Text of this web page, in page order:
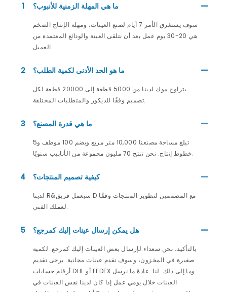
1 ما هي المهلة الزمنية للأنبوب؟
سوف يستغرق الأمر 7 أيام لصنع العينات، ومهلة الإنتاج الضخم
هي 20-30 يوم عمل بعد أن نتلقى العينة والودائع المعتمدة من
العميل.
2 ما هو الحد الأدنى لكمية الطلب؟
يتراوح موك لدينا من 5000 قطعة إلى 20000 قطعة لكل
تصميم وفقًا للديكور والمتطلبات المختلفة.
3 ما هي قدرة المصنع؟
تبلغ مساحة مصنعنا 10,000 متر مربع ويضم 100 موظف و5
خطوط إنتاج. نحن ننتج 70 مليون مجموعة من الأنابيب سنويًا.
4 كيفية تصميم المنتجات؟
لدينا R&سيعمل فريق D مع المصممين لتطوير المنتجات وفقًا
لعملك الفني.
5 هل يمكن إرسال عينات إليك كمرجع؟
بالتأكيد، نحن سعداء لإرسال بعض العينات إليك كمرجع. لكمية
صغيرة في المخزون، وسوف نقدم عينات مجانية. يرجى تقديم
أرقام حسابات DHL أو FEDEX وما إلى ذلك. لنا. عادةً ما نرسل
العينات خلال يومي عمل إذا كان لدينا نفس العينات في